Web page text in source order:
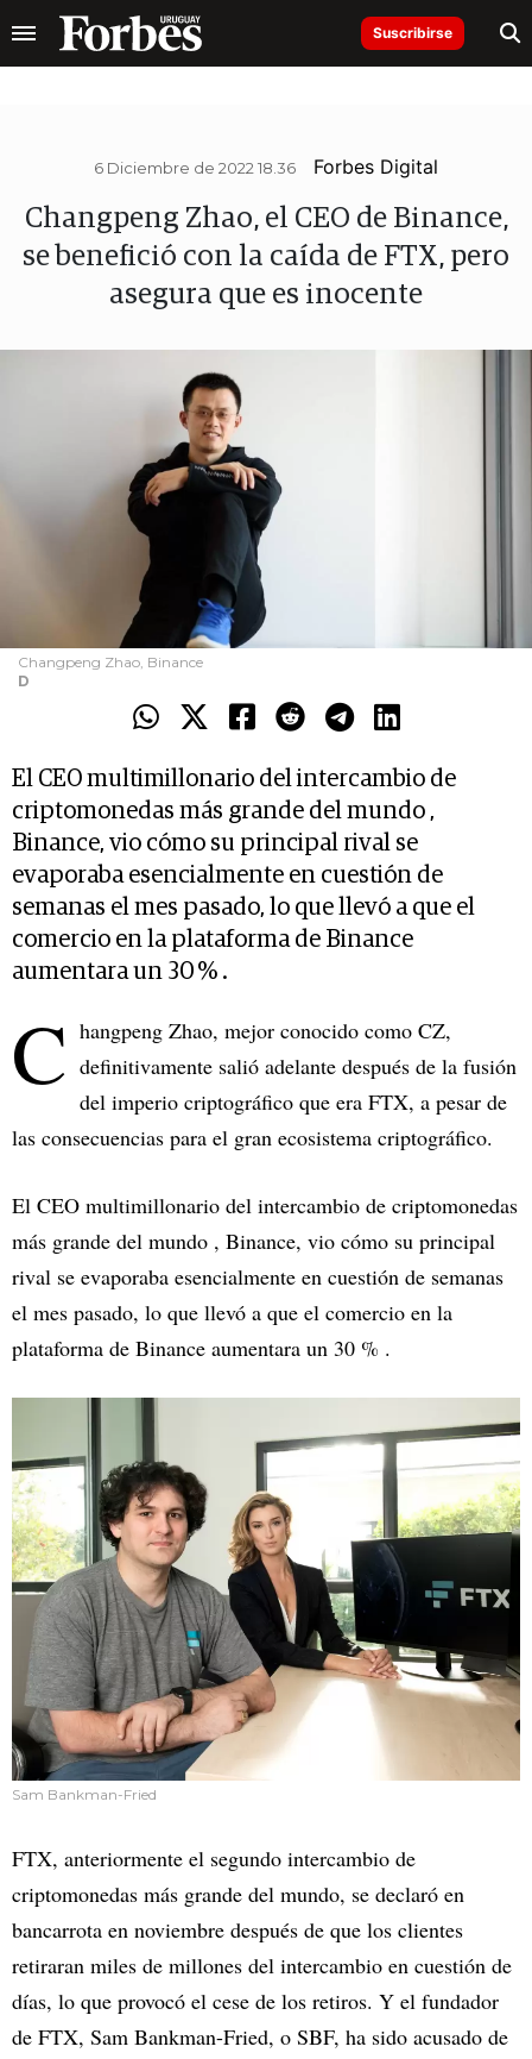
Suscribirse
6 Diciembre de 2022 18.36 Forbes Digital
Changpeng Zhao, el CEO de Binance,
se benefició con la caída de FTX, pero
asegura que es inocente
Changpeng Zhao, Binance
D
El CEO multimillonario del intercambio de
criptomonedas más grande del mundo ,
Binance, vio cómo su principal rival se
evaporaba esencialmente en cuestión de
semanas el mes pasado, lo que llevó a que el
comercio en la plataforma de Binance
aumentara un 30 % .
C hangpeng Zhao, mejor conocido como CZ,
definitivamente salió adelante después de la fusión
del imperio criptográfico que era FTX, a pesar de
las consecuencias para el gran ecosistema criptográfico.
El CEO multimillonario del intercambio de criptomonedas
más grande del mundo , Binance, vio cómo su principal
rival se evaporaba esencialmente en cuestión de semanas
el mes pasado, lo que llevó a que el comercio en la
plataforma de Binance aumentara un 30 % .
Sam Bankman-Fried
FTX, anteriormente el segundo intercambio de
criptomonedas más grande del mundo, se declaró en
bancarrota en noviembre después de que los clientes
retiraran miles de millones del intercambio en cuestión de
días, lo que provocó el cese de los retiros. Y el fundador
de FTX, Sam Bankman-Fried, o SBF, ha sido acusado de